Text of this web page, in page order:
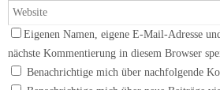
Eigenen Namen, eigene E-Mail-Adresse
nächste Kommentierung in diesem Browser
Benachrichtige mich über nachfolgende